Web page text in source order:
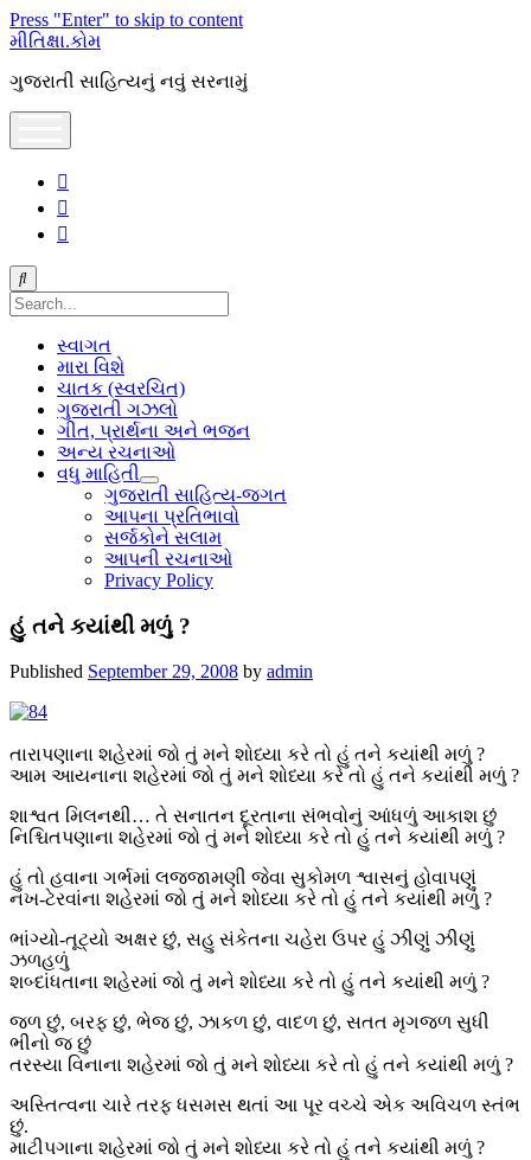
Press "Enter" to skip to content
મીતિક્ષા.કોમ
ગુજરાતી સાહિત્યનું નવું સરનામું
Search
સ્વાગત
મારા વિશે
ચાતક (સ્વરચિત)
ગુજરાતી ગઝલો
ગીત, પ્રાર્થના અને ભજન
અન્ય રચનાઓ
વધુ માહિતી
open
dropdown
menu
ગુજરાતી સાહિત્ય-જગત
આપના પ્રતિભાવો
સર્જકોને સલામ
આપની રચનાઓ
Privacy Policy
હું તને કયાંથી મળું ?
Published September 29, 2008 by admin
તારાપણાના શહેરમાં જો તું મને શોધ્યા કરે તો હું તને કયાંથી મળું ?
આમ આયનાના શહેરમાં જો તું મને શોધ્યા કરે તો હું તને કયાંથી મળું ?
શાશ્વત મિલનથી… તે સનાતન દૂરતાના સંભવોનું આંધળું આકાશ છું
નિશ્ચિતપણાના શહેરમાં જો તું મને શોધ્યા કરે તો હું તને કયાંથી મળું ?
હું તો હવાના ગર્ભમાં લજ્જામણી જેવા સુકોમળ શ્વાસનું હોવાપણું
નખ-ટેરવાંના શહેરમાં જો તું મને શોધ્યા કરે તો હું તને કયાંથી મળું ?
ભાંગ્યો-તૂટ્યો અક્ષર છું, સહુ સંકેતના ચહેરા ઉપર હું ઝીણું ઝીણું
ઝળહળું
શબ્દાંધતાના શહેરમાં જો તું મને શોધ્યા કરે તો હું તને કયાંથી મળું ?
જળ છું, બરફ છું, ભેજ છું, ઝાકળ છું, વાદળ છું, સતત મૃગજળ સુધી
ભીનો જ છું
તરસ્યા વિનાના શહેરમાં જો તું મને શોધ્યા કરે તો હું તને કયાંથી મળું ?
અસ્તિત્વના ચારે તરફ ધસમસ થતાં આ પૂર વચ્ચે એક અવિચળ સ્તંભ
છું.
માટીપગાના શહેરમાં જો તું મને શોધ્યા કરે તો હું તને કયાંથી મળું ?